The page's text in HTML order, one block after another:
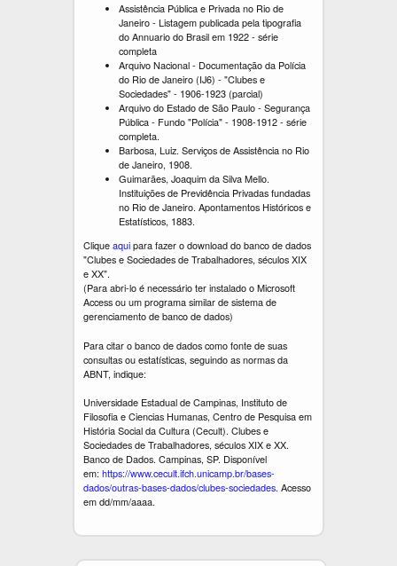
Assistência Pública e Privada no Rio de
Janeiro - Listagem publicada pela tipografia
do Annuario do Brasil em 1922 - série
completa
Arquivo Nacional - Documentação da Polícia
do Rio de Janeiro (IJ6) - "Clubes e
Sociedades" - 1906-1923 (parcial)
Arquivo do Estado de São Paulo - Segurança
Pública - Fundo "Polícia" - 1908-1912 - série
completa.
Barbosa, Luiz. Serviços de Assistência no Rio
de Janeiro, 1908.
Guimarães, Joaquim da Silva Mello.
Instituições de Previdência Privadas fundadas
no Rio de Janeiro. Apontamentos Históricos e
Estatísticos, 1883.
Cliqueaquipara fazer o download do banco de dados
"Clubes e Sociedades de Trabalhadores, séculos XIX
e XX".
(Para abri-lo é necessário ter instalado o Microsoft
Access ou um programa similar de sistema de
gerenciamento de banco de dados)
Para citar o banco de dados como fonte de suas
consultas ou estatísticas, seguindo as normas da
ABNT, indique:
Universidade Estadual de Campinas, Instituto de
Filosofia e Ciencias Humanas, Centro de Pesquisa em
História Social da Cultura (Cecult). Clubes e
Sociedades de Trabalhadores, séculos XIX e XX.
Banco de Dados. Campinas, SP. Disponível
em: https://www.cecult.ifch.unicamp.br/bases-
dados/outras-bases-dados/clubes-sociedades. Acesso
em dd/mm/aaaa.